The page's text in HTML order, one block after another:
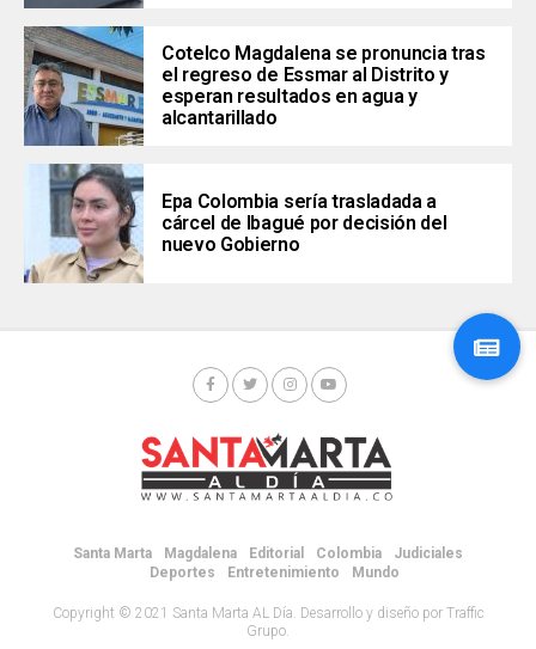
Cotelco Magdalena se pronuncia tras
el regreso de Essmar al Distrito y
esperan resultados en agua y
alcantarillado
Epa Colombia sería trasladada a
cárcel de Ibagué por decisión del
nuevo Gobierno
Santa Marta Magdalena Editorial Colombia
Judiciales
Deportes
Entretenimiento Mundo
Copyright © 2021 Santa Marta AL Día. Desarrollo y diseño por Traffic
Grupo.